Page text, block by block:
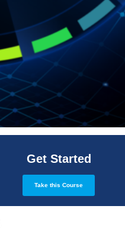
Get Started
Take this Course